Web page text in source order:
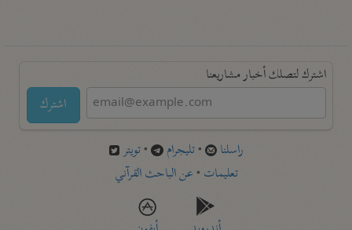
اشترك لتصلك أخبار مشاريعنا
اشترك
راسلنا •تليجرام •تويتر
تعليمات •عن الباحث القرآني